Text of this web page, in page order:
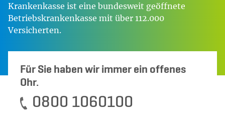
Krankenkasse ist eine bundesweit geöffnete
Betriebskrankenkasse mit über 112.000
Versicherten.
Für Sie haben wir immer ein offenes
Ohr.
0800 1060100